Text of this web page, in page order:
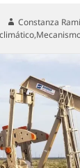
Autor
Constanza
,